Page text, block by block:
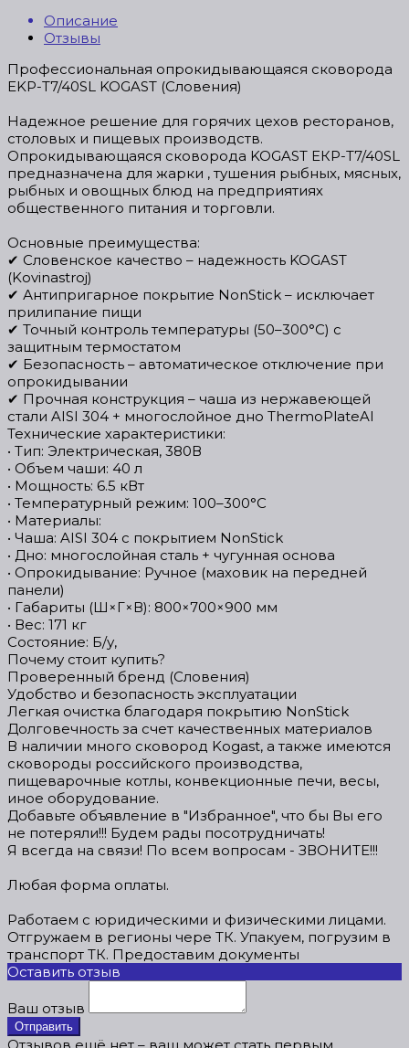
Описание
Отзывы
Профессиональная опрокидывающаяся сковорода
EKP-T7/40SL KOGAST (Словения)
Надежное решение для горячих цехов ресторанов,
столовых и пищевых производств.
Oпрокидывaющaяся скoворода KOGAST ЕКР-Т7/40SL
предназначена для жарки , тушения рыбных, мясных,
рыбных и овощных блюд на предприятиях
общественного питания и торговли.
Основные преимущества:
✔ Словенское качество – надежность KOGAST
(Kovinastroj)
✔ Антипригарное покрытие NonStick – исключает
прилипание пищи
✔ Точный контроль температуры (50–300°C) с
защитным термостатом
✔ Безопасность – автоматическое отключение при
опрокидывании
✔ Прочная конструкция – чаша из нержавеющей
стали AISI 304 + многослойное дно ThermoPlateAI
Технические характеристики:
• Тип: Электрическая, 380В
• Объем чаши: 40 л
• Мощность: 6.5 кВт
• Температурный режим: 100–300°C
• Материалы:
• Чаша: AISI 304 с покрытием NonStick
• Дно: многослойная сталь + чугунная основа
• Опрокидывание: Ручное (маховик на передней
панели)
• Габариты (Ш×Г×В): 800×700×900 мм
• Вес: 171 кг
Состояние: Б/у,
Почему стоит купить?
Проверенный бренд (Словения)
Удобство и безопасность эксплуатации
Легкая очистка благодаря покрытию NonStick
Долговечность за счет качественных материалов
В наличии много сковород Kogast, а также имеются
сковороды российского производства,
пищеварочные котлы, конвекционные печи, весы,
иное оборудование.
Добавьте объявление в "Избранное", что бы Вы его
не потеряли!!! Будем рады посотрудничать!
Я всегда на связи! По всем вопросам - ЗВОНИТЕ!!!
Любая форма оплаты.
Работаем с юридическими и физическими лицами.
Отгружаем в регионы чере ТК. Упакуем, погрузим в
транспорт ТК. Предоставим документы
Оставить отзыв
Ваш отзыв
Отправить